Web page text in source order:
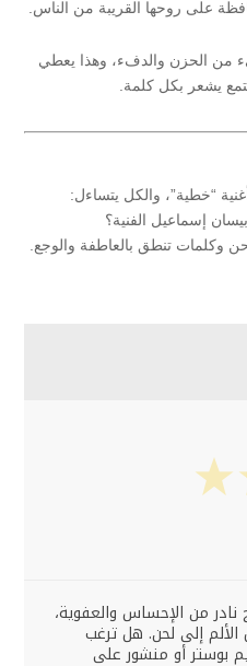
على روحها القريبة من الناس.
من الحزن والدفء، وهذا يعطي
يشعر بكل كلمة.
“خطية”، والكل يتساءل:
إسماعيل الفنية؟
وكلمات تنطق بالعاطفة والوجع.
من الإحساس والعفوية،
إلى لحن. هل ترغب
بوستر أو منشور على